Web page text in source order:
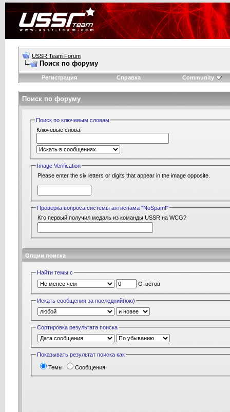
USSR Team Forum
Поиск по форуму
Регистрация Справка Community
Поиск по форуму
Поиск по ключевым словам
Ключевые слова:
Image Verification
Please enter the six letters or digits that appear in the image opposite.
Проверка вопроса системы антиспама "NoSpam!"
Кто первый получил медаль из команды USSR на WCG?
Опции поиска
Найти темы с
Ответов
Искать сообщения за последний(юю)
Сортировка результата поиска
Показывать результат поиска как
Темы Сообщения